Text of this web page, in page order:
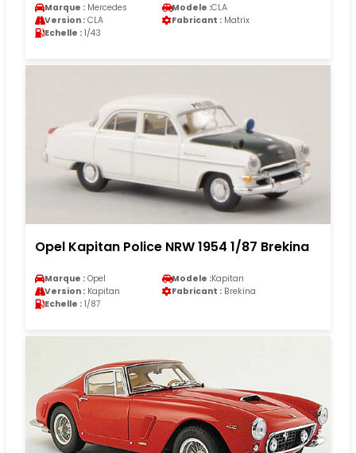
Marque : Mercedes Modele :CLA
Version : CLA Fabricant : Matrix
Echelle : 1/43
Opel Kapitan Police NRW 1954 1/87 Brekina
Marque : Opel Modele :Kapitan
Version : Kapitan Fabricant : Brekina
Echelle : 1/87